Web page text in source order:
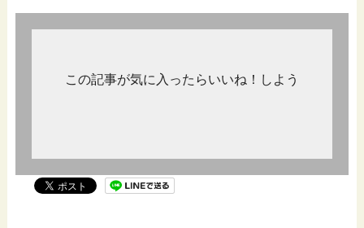
この記事が気に入ったらいいね！しよう